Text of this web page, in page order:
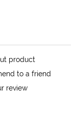
product
to a friend
review